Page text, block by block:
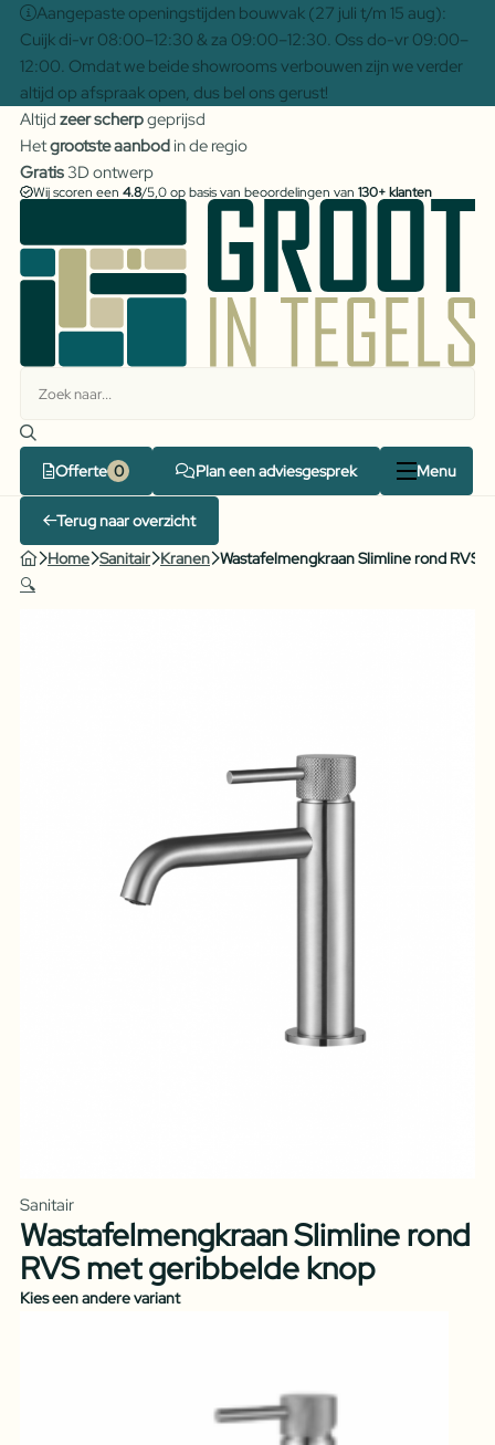
Aangepaste openingstijden bouwvak (27 juli t/m 15 aug):
Cuijk di-vr 08:00–12:30 & za 09:00–12:30. Oss do-vr 09:00–
12:00. Omdat we beide showrooms verbouwen zijn we verder
altijd op afspraak open, dus bel ons gerust!
Altijd zeer scherpgeprijsd
Hetgrootste aanbodin de regio
Gratis3D ontwerp
Wij scoren een 4.8/5,0 op basis van beoordelingen van 130+ klanten
Offerte Plan een adviesgesprek Menu
Terug naar overzicht
Home Sanitair Kranen Wastafelmengkraan Slimline rond RVS
🔍
Sanitair
Wastafelmengkraan Slimline rond
RVS met geribbelde knop
Kies een andere variant